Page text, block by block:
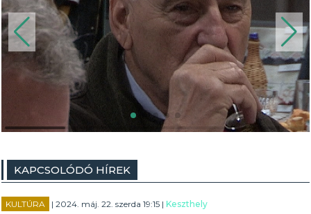
KAPCSOLÓDÓ HÍREK
KULTÚRA | 2024. máj. 22. szerda 19:15 |Keszthely